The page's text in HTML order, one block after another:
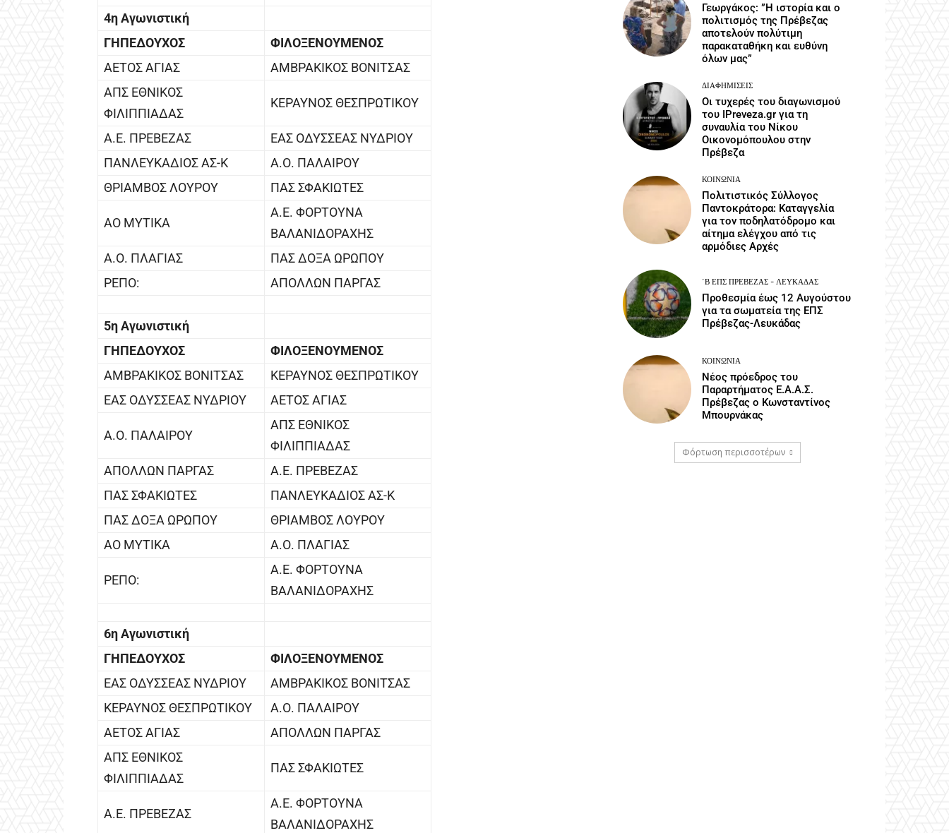
4η Αγωνιστική
ΓΗΠΕΔΟΥΧΟΣ
ΦΙΛΟΞΕΝΟΥΜΕΝΟΣ
ΑΕΤΟΣ ΑΓΙΑΣ
ΑΜΒΡΑΚΙΚΟΣ ΒΟΝΙΤΣΑΣ
ΑΠΣ ΕΘΝΙΚΟΣ
ΦΙΛΙΠΠΙΑΔΑΣ
ΚΕΡΑΥΝΟΣ ΘΕΣΠΡΩΤΙΚΟΥ
Α.Ε. ΠΡΕΒΕΖΑΣ
ΕΑΣ ΟΔΥΣΣΕΑΣ ΝΥΔΡΙΟΥ
ΠΑΝΛΕΥΚΑΔΙΟΣ ΑΣ-Κ
Α.Ο. ΠΑΛΑΙΡΟΥ
ΘΡΙΑΜΒΟΣ ΛΟΥΡΟΥ
ΠΑΣ ΣΦΑΚΙΩΤΕΣ
ΑΟ ΜΥΤΙΚΑ
Α.Ε. ΦΟΡΤΟΥΝΑ
ΒΑΛΑΝΙΔΟΡΑΧΗΣ
Α.Ο. ΠΛΑΓΙΑΣ
ΠΑΣ ΔΟΞΑ ΩΡΩΠΟΥ
ΡΕΠΟ:
ΑΠΟΛΛΩΝ ΠΑΡΓΑΣ
5η Αγωνιστική
ΓΗΠΕΔΟΥΧΟΣ
ΦΙΛΟΞΕΝΟΥΜΕΝΟΣ
ΑΜΒΡΑΚΙΚΟΣ ΒΟΝΙΤΣΑΣ
ΚΕΡΑΥΝΟΣ ΘΕΣΠΡΩΤΙΚΟΥ
ΕΑΣ ΟΔΥΣΣΕΑΣ ΝΥΔΡΙΟΥ
ΑΕΤΟΣ ΑΓΙΑΣ
Α.Ο. ΠΑΛΑΙΡΟΥ
ΑΠΣ ΕΘΝΙΚΟΣ
ΦΙΛΙΠΠΙΑΔΑΣ
ΑΠΟΛΛΩΝ ΠΑΡΓΑΣ
Α.Ε. ΠΡΕΒΕΖΑΣ
ΠΑΣ ΣΦΑΚΙΩΤΕΣ
ΠΑΝΛΕΥΚΑΔΙΟΣ ΑΣ-Κ
ΠΑΣ ΔΟΞΑ ΩΡΩΠΟΥ
ΘΡΙΑΜΒΟΣ ΛΟΥΡΟΥ
ΑΟ ΜΥΤΙΚΑ
Α.Ο. ΠΛΑΓΙΑΣ
ΡΕΠΟ:
Α.Ε. ΦΟΡΤΟΥΝΑ
ΒΑΛΑΝΙΔΟΡΑΧΗΣ
6η Αγωνιστική
ΓΗΠΕΔΟΥΧΟΣ
ΦΙΛΟΞΕΝΟΥΜΕΝΟΣ
ΕΑΣ ΟΔΥΣΣΕΑΣ ΝΥΔΡΙΟΥ
ΑΜΒΡΑΚΙΚΟΣ ΒΟΝΙΤΣΑΣ
ΚΕΡΑΥΝΟΣ ΘΕΣΠΡΩΤΙΚΟΥ
Α.Ο. ΠΑΛΑΙΡΟΥ
ΑΕΤΟΣ ΑΓΙΑΣ
ΑΠΟΛΛΩΝ ΠΑΡΓΑΣ
ΑΠΣ ΕΘΝΙΚΟΣ
ΦΙΛΙΠΠΙΑΔΑΣ
ΠΑΣ ΣΦΑΚΙΩΤΕΣ
Α.Ε. ΠΡΕΒΕΖΑΣ
Α.Ε. ΦΟΡΤΟΥΝΑ
ΒΑΛΑΝΙΔΟΡΑΧΗΣ
Γεωργάκος: ”Η ιστορία και ο
πολιτισμός της Πρέβεζας
αποτελούν πολύτιμη
παρακαταθήκη και ευθύνη
όλων μας”
ΔΙΑΦΗΜΊΣΕΙΣ
Οι τυχερές του διαγωνισμού
του IPreveza.gr για τη
συναυλία του Νίκου
Οικονομόπουλου στην
Πρέβεζα
ΚΟΙΝΩΝΙΑ
Πολιτιστικός Σύλλογος
Παντοκράτορα: Καταγγελία
για τον ποδηλατόδρομο και
αίτημα ελέγχου από τις
αρμόδιες Αρχές
΄Β ΕΠΣ ΠΡΈΒΕΖΑΣ - ΛΕΥΚΆΔΑΣ
Προθεσμία έως 12 Αυγούστου
για τα σωματεία της ΕΠΣ
Πρέβεζας-Λευκάδας
ΚΟΙΝΩΝΙΑ
Νέος πρόεδρος του
Παραρτήματος Ε.Α.Α.Σ.
Πρέβεζας ο Κωνσταντίνος
Μπουρνάκας
Φόρτωση περισσοτέρων